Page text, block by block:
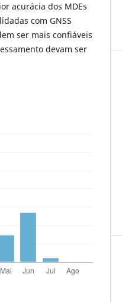
acurácia dos MDEs
com GNSS
ser mais confiáveis
devam ser